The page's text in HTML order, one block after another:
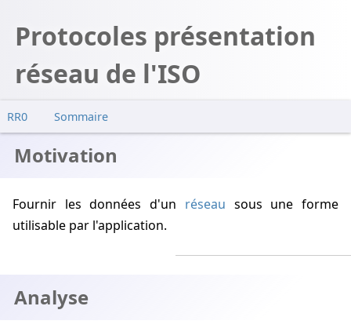
Protocoles présentation
réseau de l'ISO
RR0 Sommaire
Motivation
Analyse
Motivation
Fournir les données d'un réseau sous une forme
utilisable par l'application.
Analyse